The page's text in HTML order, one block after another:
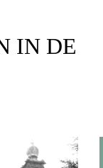
IN DE